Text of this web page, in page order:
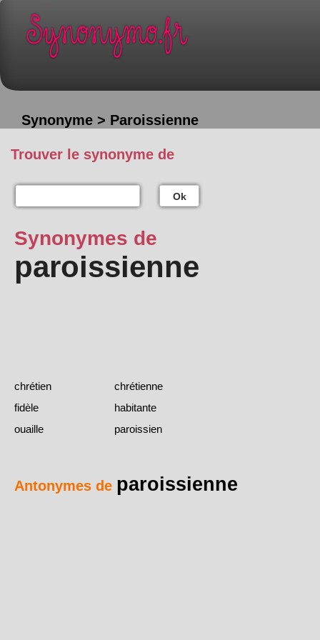
Synonyme > Paroissienne
Trouver le synonyme de
Ok
Synonymes de
paroissienne
chrétien
chrétienne
fidèle
habitante
ouaille
paroissien
Antonymes de paroissienne